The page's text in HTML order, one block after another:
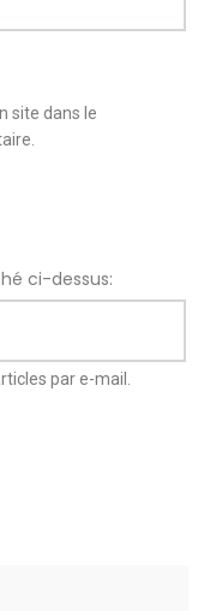
site dans le
ci-dessus:
par e-mail.